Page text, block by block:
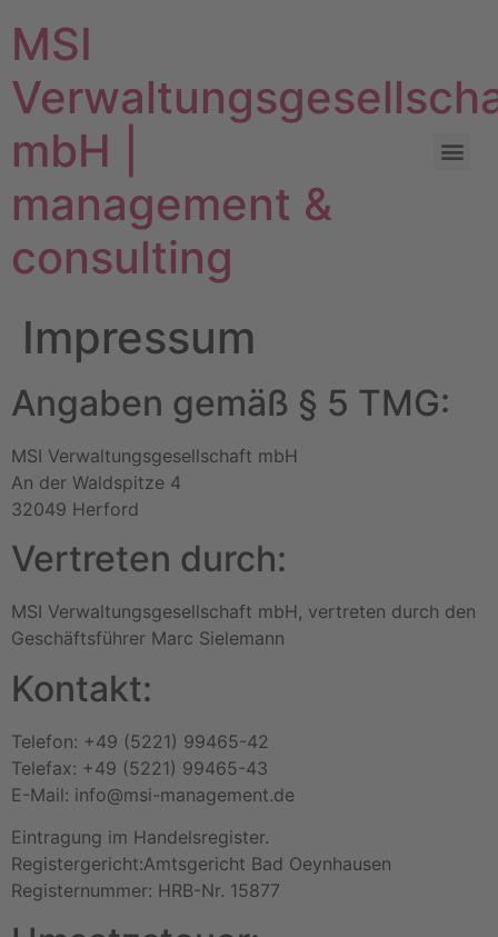
MSI
mbH |
management &
consulting
Impressum
Angaben gemäß § 5 TMG:
MSI Verwaltungsgesellschaft mbH
An der Waldspitze 4
32049 Herford
Vertreten durch:
MSI Verwaltungsgesellschaft mbH, vertreten durch den
Geschäftsführer Marc Sielemann
Kontakt:
Telefon: +49 (5221) 99465-42
Telefax: +49 (5221) 99465-43
E-Mail: info@msi-management.de
Eintragung im Handelsregister.
Registergericht:Amtsgericht Bad Oeynhausen
Registernummer: HRB-Nr. 15877